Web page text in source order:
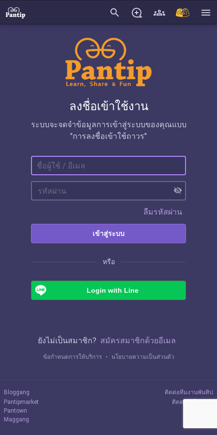
search menu
ลงชื่อเข้าใช้งาน
ระบบจะจดจำข้อมูลการเข้าสู่ระบบของคุณแบบ
"การลงชื่อเข้าใช้ถาวร"
visibility_off
ลืมรหัสผ่าน
เข้าสู่ระบบ
หรือ
Login with Line
ยังไม่เป็นสมาชิก? สมัครสมาชิกด้วยอีเมล
ข้อกำหนดการให้บริการ ・ นโยบายความเป็นส่วนตัว
Bloggang
Pantipmarket
Pantown
Maggang
ติดต่อทีมงานพันทิป
ติดต่อลงโฆษณา